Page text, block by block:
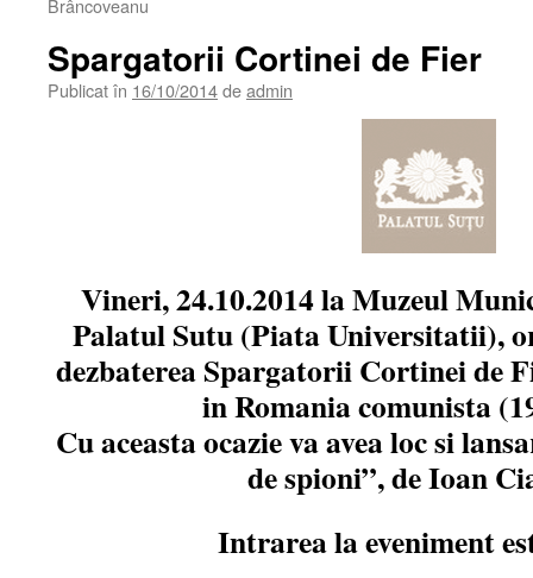
Brâncoveanu
Spargatorii Cortinei de Fier
Publicat în 16/10/2014deadmin
Vineri, 24.10.2014 la Muzeul
Palatul Sutu (Piata Universitatii),
dezbaterea Spargatorii Cortinei de
in Romania comunista
Cu aceasta ocazie va avea loc si
de spioni”, de Ioan
Intrarea la eveniment